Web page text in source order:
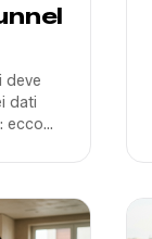
deve
dati
ecco